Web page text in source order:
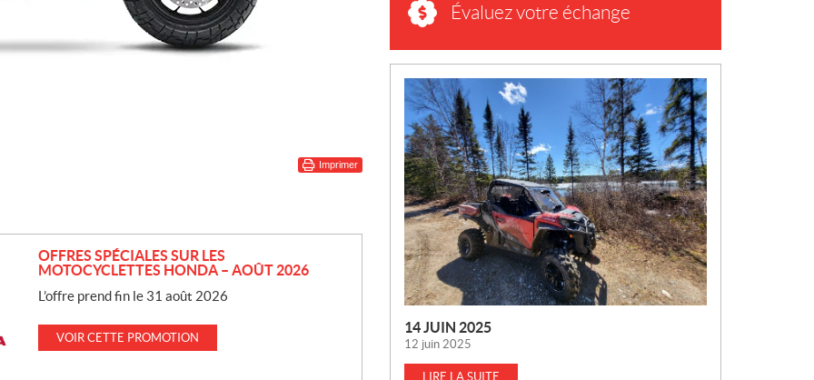
Imprimer
OFFRES SPÉCIALES SUR LES
MOTOCYCLETTES HONDA – AOÛT 2026
L’offre prend fin le 31 août 2026
VOIR CETTE PROMOTION
Évaluez votre échange
N
O
U
V
E
L
L
E
S
14 JUIN 2025
12 juin 2025
LIRE LA SUITE